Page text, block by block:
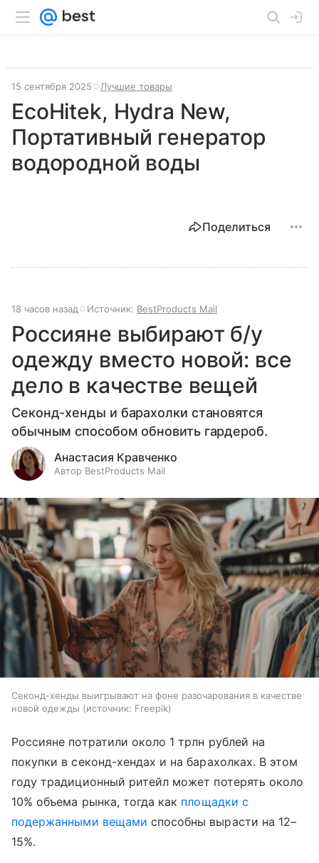
15 сентября 2025 Лучшие товары
EcoHitek, Hydra New,
Портативный генератор
водородной воды
Поделиться
18 часов назад Источник: BestProducts Mail
Россияне выбирают б/у
одежду вместо новой: все
дело в качестве вещей
Секонд-хенды и барахолки становятся
обычным способом обновить гардероб.
Анастасия Кравченко
Автор BestProducts Mail
Секонд-хенды выигрывают на фоне разочарования в качестве
новой одежды
источник: Freepik
Россияне потратили около 1 трлн рублей на
покупки в секонд-хендах и на барахолках. В этом
году традиционный ритейл может потерять около
10% объема рынка, тогда как площадки с
подержанными вещами способны вырасти на 12–
15%.